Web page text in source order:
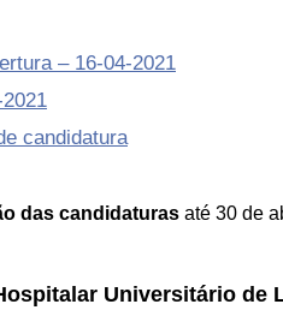
– 16-04-2021
candidatura
das candidaturas até 30 de
Universitário de